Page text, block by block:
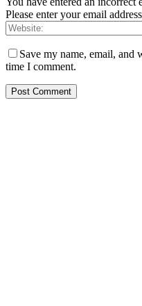
Please enter your email
Save my name, email, and
time I comment.